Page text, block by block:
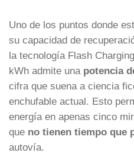
Uno de los puntos donde
su capacidad de
la tecnología Flash
kWh admite una potencia
cifra que suena a ciencia
enchufable actual. Esto
energía en apenas cinco
que no tienen tiempo que
autovía.